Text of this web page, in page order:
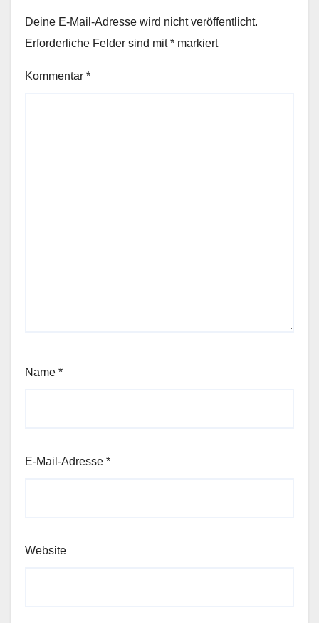
Deine E-Mail-Adresse wird nicht veröffentlicht.
Erforderliche Felder sind mit* markiert
Kommentar *
Name *
E-Mail-Adresse *
Website